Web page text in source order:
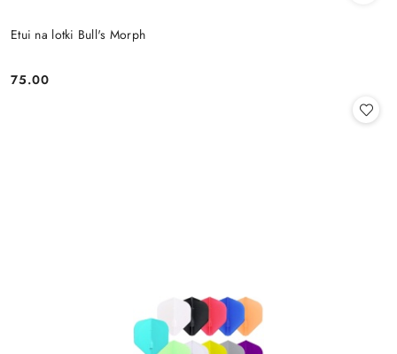
Etui na lotki Bull's Morph
Cena:
75.00